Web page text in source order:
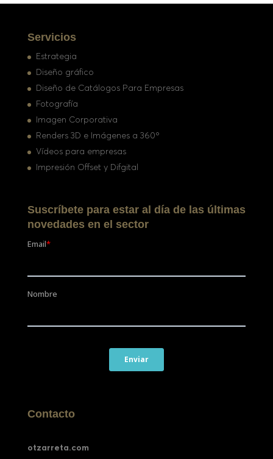
Servicios
Estrategia
Diseño gráfico
Diseño de Catálogos Para Empresas
Fotografía
Imagen Corporativa
Renders 3D e Imágenes a 360º
Vídeos para empresas
Impresión Offset y Difgital
Suscríbete para estar al día de las últimas
novedades en el sector
Contacto
otzarreta.com